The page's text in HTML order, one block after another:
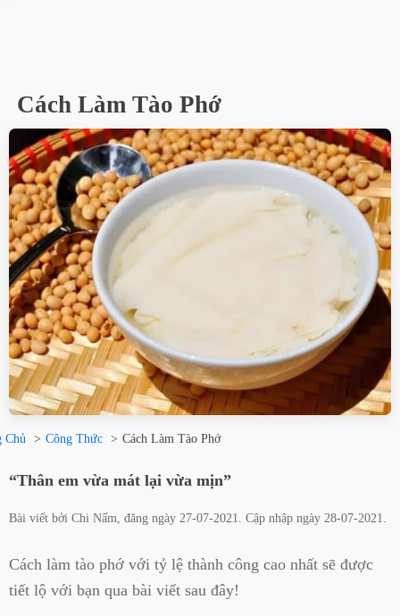
Cách Làm Tào Phớ
Chủ Công Thức Cách Làm Tào Phớ
“Thân em vừa mát lại vừa mịn”
Bài viết bởi Chi Nấm, đăng ngày 27-07-2021. Cập nhập ngày 28-07-2021.
Cách làm tào phớ với tỷ lệ thành công cao nhất sẽ được
tiết lộ với bạn qua bài viết sau đây!